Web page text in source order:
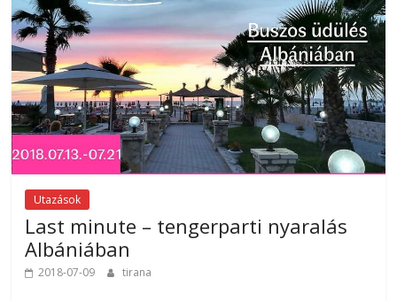
Utazások
Last minute – tengerparti nyaralás
Albániában
2018-07-09 tirana